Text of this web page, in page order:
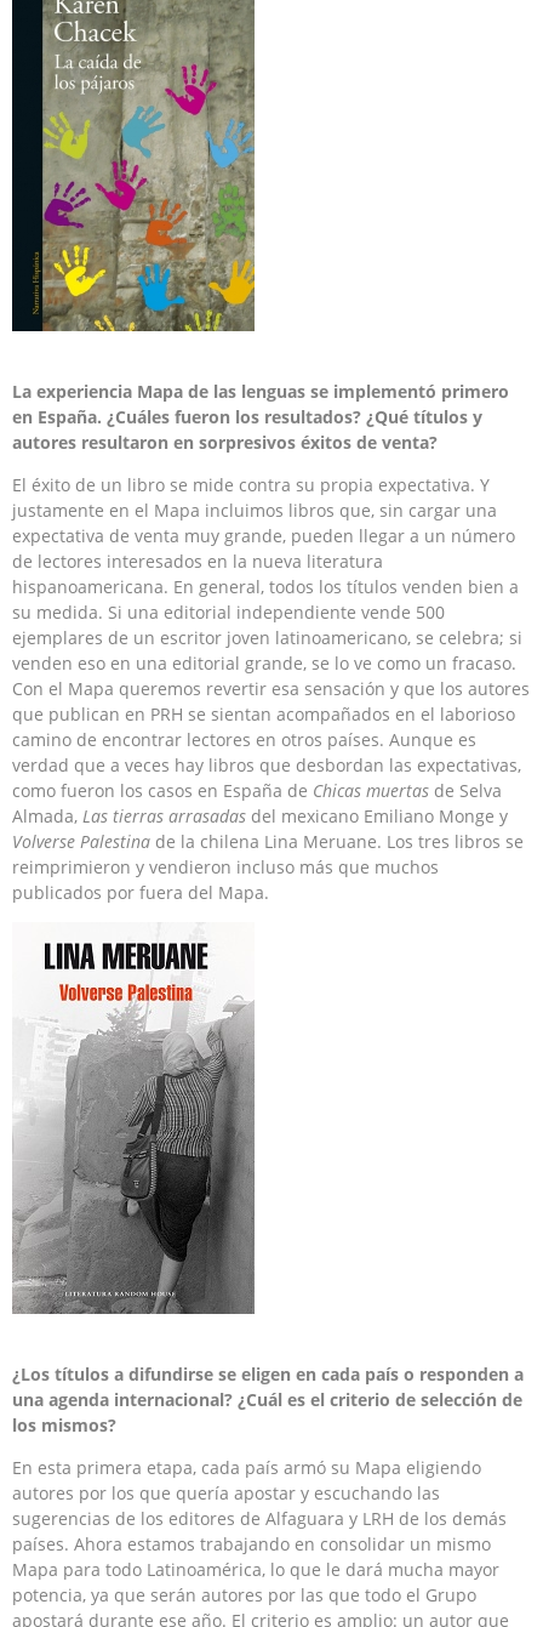
La experiencia Mapa de las lenguas se implementó primero
en España. ¿Cuáles fueron los resultados? ¿Qué títulos y
autores resultaron en sorpresivos éxitos de venta?
El éxito de un libro se mide contra su propia expectativa. Y
justamente en el Mapa incluimos libros que, sin cargar una
expectativa de venta muy grande, pueden llegar a un número
de lectores interesados en la nueva literatura
hispanoamericana. En general, todos los títulos venden bien a
su medida. Si una editorial independiente vende 500
ejemplares de un escritor joven latinoamericano, se celebra; si
venden eso en una editorial grande, se lo ve como un fracaso.
Con el Mapa queremos revertir esa sensación y que los autores
que publican en PRH se sientan acompañados en el laborioso
camino de encontrar lectores en otros países. Aunque es
verdad que a veces hay libros que desbordan las expectativas,
como fueron los casos en España de Chicas muertas de Selva
Almada, Las tierras arrasadas del mexicano Emiliano Monge y
Volverse Palestina de la chilena Lina Meruane. Los tres libros se
reimprimieron y vendieron incluso más que muchos
publicados por fuera del Mapa.
¿Los títulos a difundirse se eligen en cada país o responden a
una agenda internacional? ¿Cuál es el criterio de selección de
los mismos?
En esta primera etapa, cada país armó su Mapa eligiendo
autores por los que quería apostar y escuchando las
sugerencias de los editores de Alfaguara y LRH de los demás
países. Ahora estamos trabajando en consolidar un mismo
Mapa para todo Latinoamérica, lo que le dará mucha mayor
potencia, ya que serán autores por las que todo el Grupo
apostará durante ese año. El criterio es amplio: un autor que